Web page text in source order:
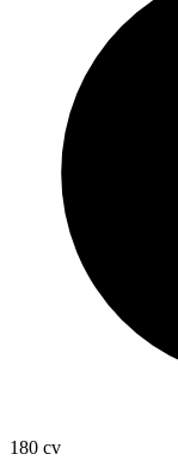
180 cv